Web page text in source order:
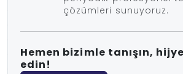
çözümleri sunuyoruz.
Hemen bizimle tanışın,
edin!